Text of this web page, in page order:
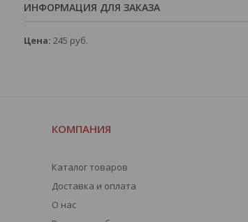
ИНФОРМАЦИЯ ДЛЯ ЗАКАЗА
Цена: 245 руб.
КОМПАНИЯ
Каталог товаров
Доставка и оплата
О нас